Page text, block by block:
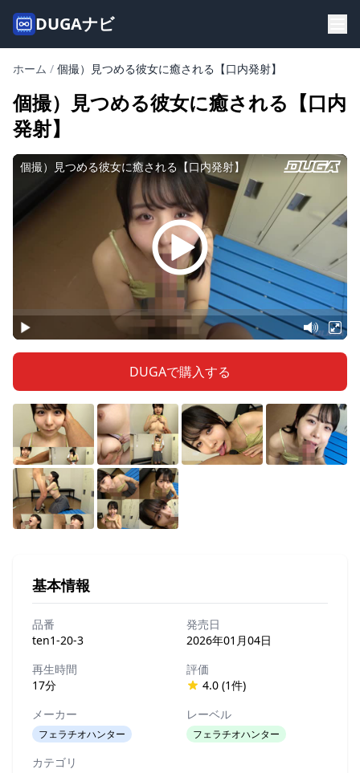
DUGAナビ
ホーム / 個撮）見つめる彼女に癒される【口内発射】
個撮）見つめる彼女に癒される【口内
発射】
DUGAで購入する
基本情報
品番
ten1-20-3
発売日
2026年01月04日
再生時間
17分
評価
4.0 (1件)
メーカー
フェラチオハンター
レーベル
フェラチオハンター
カテゴリ